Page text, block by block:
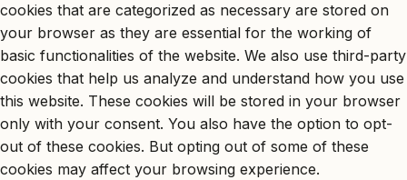
cookies that are categorized as necessary are stored on
your browser as they are essential for the working of
basic functionalities of the website. We also use third-party
cookies that help us analyze and understand how you use
this website. These cookies will be stored in your browser
only with your consent. You also have the option to opt-
out of these cookies. But opting out of some of these
cookies may affect your browsing experience.